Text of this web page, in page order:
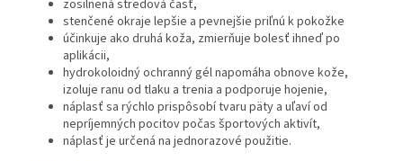
zosilnená stredová časť,
stenčené okraje lepšie a pevnejšie priľnú k pokožke
účinkuje ako druhá koža, zmierňuje bolesť ihneď po
aplikácii,
hydrokoloidný ochranný gél napomáha obnove kože,
izoluje ranu od tlaku a trenia a podporuje hojenie,
náplasť sa rýchlo prispôsobí tvaru päty a uľaví od
nepríjemných pocitov počas športových aktivít,
náplasť je určená na jednorazové použitie.